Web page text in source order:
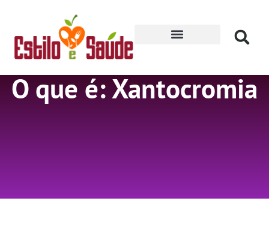
O que é: Xantocromia